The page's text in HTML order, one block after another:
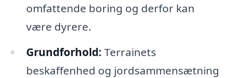
omfattende boring og derfor kan
være dyrere.
Grundforhold: Terrainets
beskaffenhed og jordsammensætning